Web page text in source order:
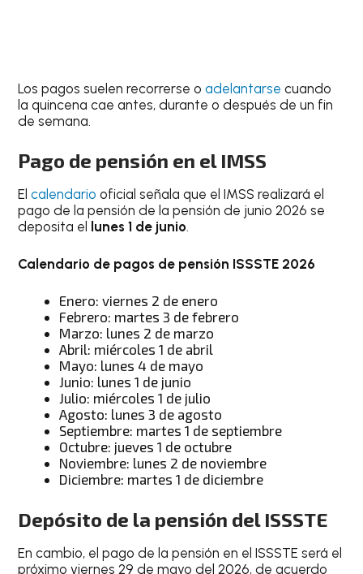
Los pagos suelen recorrerse oadelantarse cuando
la quincena cae antes, durante o después de un fin
de semana.
Pago de pensión en el IMSS
Elcalendario oficial señala que el IMSS realizará el
pago de la pensión de la pensión de junio 2026 se
deposita el
lunes 1 de junio.
Calendario de pagos de pensión ISSSTE 2026
Enero: viernes 2 de enero
Febrero: martes 3 de febrero
Marzo: lunes 2 de marzo
Abril: miércoles 1 de abril
Mayo: lunes 4 de mayo
Junio: lunes 1 de junio
Julio: miércoles 1 de julio
Agosto: lunes 3 de agosto
Septiembre: martes 1 de septiembre
Octubre: jueves 1 de octubre
Noviembre: lunes 2 de noviembre
Diciembre: martes 1 de diciembre
Depósito de la pensión del ISSSTE
En cambio, el pago de la pensión en el ISSSTE será el
próximo viernes 29 de mayo del 2026, de acuerdo